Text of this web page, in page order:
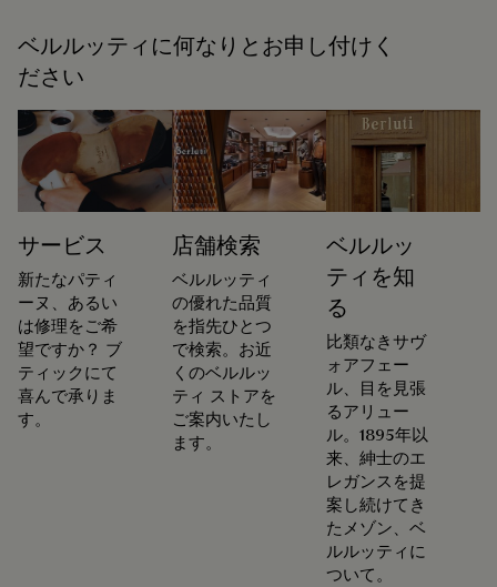
ベルルッティに何なりとお申し付けく
ださい
サービス
新たなパティ
ーヌ、あるい
は修理をご希
望ですか？ ブ
ティックにて
喜んで承りま
す。
店舗検索
ベルルッティ
の優れた品質
を指先ひとつ
で検索。お近
くのベルルッ
ティ ストアを
ご案内いたし
ます。
ベルルッ
ティを知
る
比類なきサヴ
ォアフェー
ル、目を見張
るアリュー
ル。1895年以
来、紳士のエ
レガンスを提
案し続けてき
たメゾン、ベ
ルルッティに
ついて。